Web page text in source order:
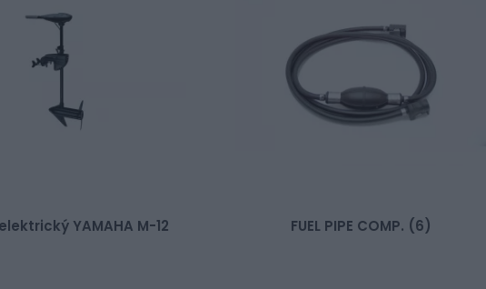
YAMAHA M-12 FUEL PIPE COMP. (6)